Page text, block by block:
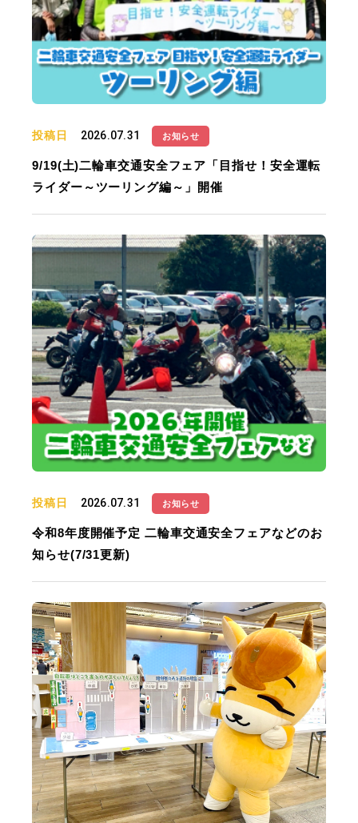
投稿日 2026.07.31 お知らせ
9/19(土)二輪車交通安全フェア「目指せ！安全運転
ライダー～ツーリング編～」開催
投稿日 2026.07.31 お知らせ
令和8年度開催予定 二輪車交通安全フェアなどのお
知らせ(7/31更新)